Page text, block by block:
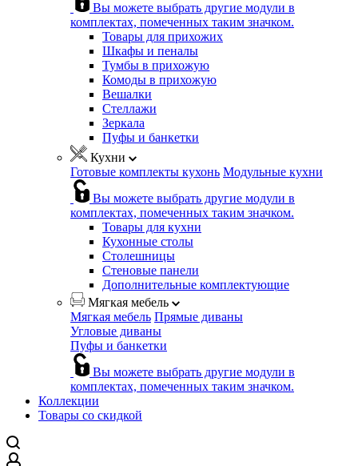
Вы можете выбрать другие модули в
комплектах, помеченных таким значком.
Товары для прихожих
Шкафы и пеналы
Тумбы в прихожую
Комоды в прихожую
Вешалки
Стеллажи
Зеркала
Пуфы и банкетки
Кухни
Готовые комплекты кухонь Модульные кухни
Вы можете выбрать другие модули в
комплектах, помеченных таким значком.
Товары для кухни
Кухонные столы
Столешницы
Стеновые панели
Дополнительные комплектующие
Мягкая мебель
Мягкая мебель Прямые диваны
Угловые диваны
Пуфы и банкетки
Вы можете выбрать другие модули в
комплектах, помеченных таким значком.
Коллекции
Товары со скидкой